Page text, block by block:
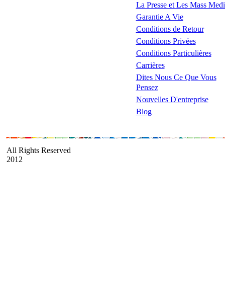
La Presse et Les Mass
Garantie A Vie
Conditions de Retour
Conditions Privées
Conditions Particulières
Carrières
Dites Nous Ce Que Vous
Pensez
Nouvelles D'entreprise
Blog
All Rights Reserved
2012